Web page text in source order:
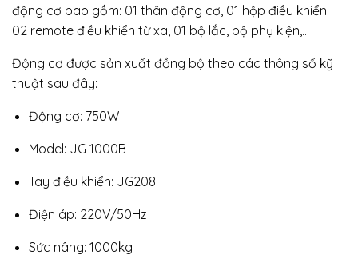
động cơ bao gồm: 01 thân động cơ, 01 hộp điều khiển.
02 remote điều khiển từ xa, 01 bộ lắc, bộ phụ kiện,…
Động cơ được sản xuất đồng bộ theo các thông số kỹ
thuật sau đây:
Động cơ: 750W
Model: JG 1000B
Tay điều khiển: JG208
Điện áp: 220V/50Hz
Sức nâng: 1000kg